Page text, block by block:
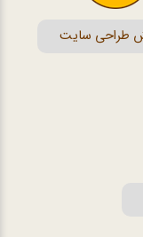
طراحی سایت